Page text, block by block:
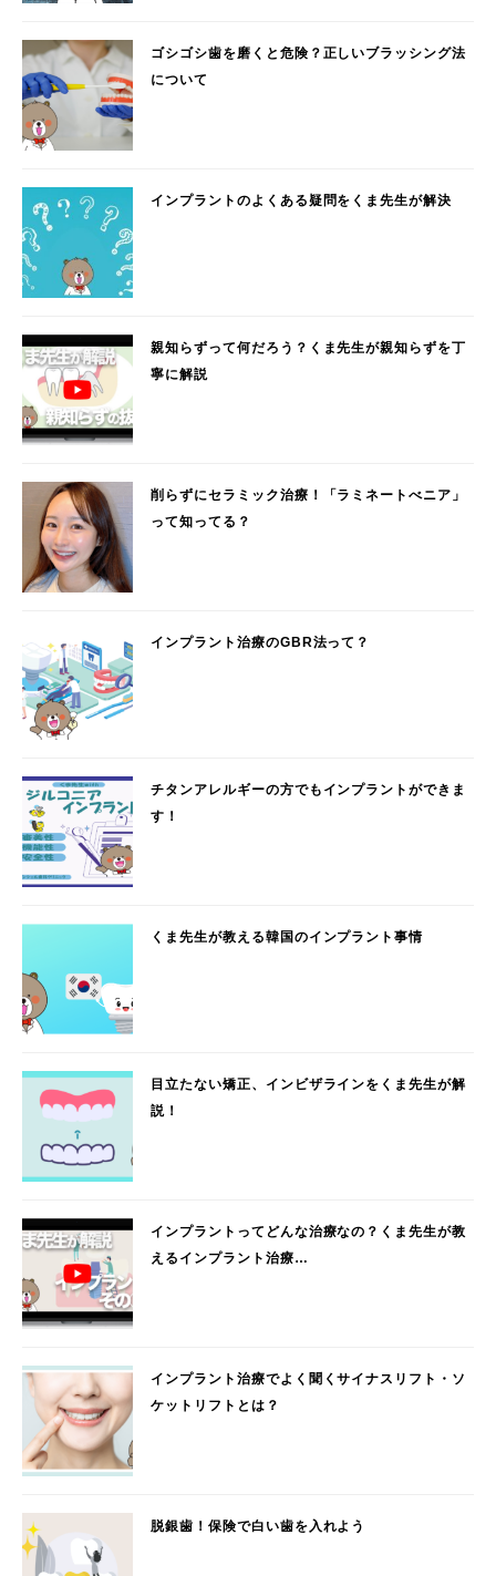
ゴシゴシ歯を磨くと危険？正しいブラッシング法
について
インプラントのよくある疑問をくま先生が解決
親知らずって何だろう？くま先生が親知らずを丁
寧に解説
削らずにセラミック治療！「ラミネートべニア」
って知ってる？
インプラント治療のGBR法って？
チタンアレルギーの方でもインプラントができま
す！
くま先生が教える韓国のインプラント事情
目立たない矯正、インビザラインをくま先生が解
説！
インプラントってどんな治療なの？くま先生が教
えるインプラント治療…
インプラント治療でよく聞くサイナスリフト・ソ
ケットリフトとは？
脱銀歯！保険で白い歯を入れよう